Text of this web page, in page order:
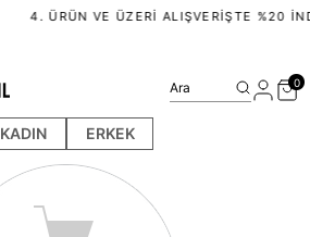
4. ÜRÜN VE ÜZERI ALIŞVERIŞTE %20
KADIN ERKEK
Ara 0